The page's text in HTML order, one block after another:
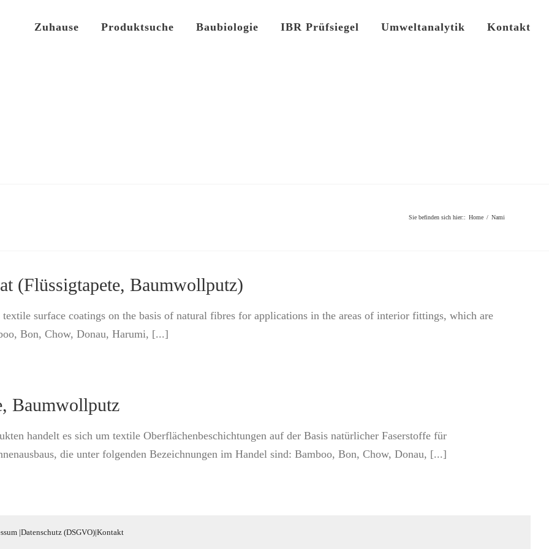
Zuhause Produktsuche Baubiologie IBR Prüfsiegel Umweltanalytik Kontakt
Sie befinden sich hier:: Home / Nami
(Flüssigtapete, Baumwollputz)
surface coatings on the basis of natural fibres for applications in the areas of interior fittings, which are
Bon, Chow, Donau, Harumi, [...]
Baumwollputz
handelt es sich um textile Oberflächenbeschichtungen auf der Basis natürlicher Faserstoffe für
die unter folgenden Bezeichnungen im Handel sind: Bamboo, Bon, Chow, Donau, [...]
|Datenschutz (DSGVO)|Kontakt